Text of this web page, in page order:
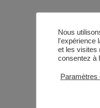
Nous
l'expérience
et les visites
consentez à
Paramètres